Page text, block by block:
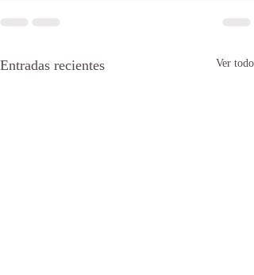
Entradas recientes Ver todo